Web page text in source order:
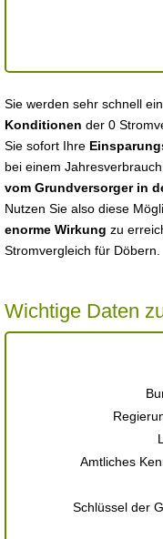
Sie werden sehr schnell
Konditionen der 0
Sie sofort Ihre
bei einem
vom Grundversorger in
Nutzen Sie also diese
enorme Wirkung zu
Stromvergleich für Döbern.
Wichtige Daten
Amtliches
Schlüssel der